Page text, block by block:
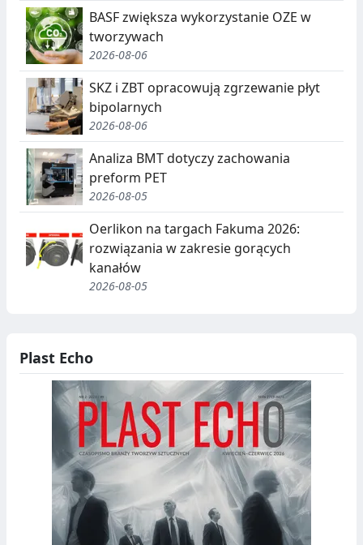
BASF zwiększa wykorzystanie OZE w
tworzywach
2026-08-06
SKZ i ZBT opracowują zgrzewanie płyt
bipolarnych
2026-08-06
Analiza BMT dotyczy zachowania
preform PET
2026-08-05
Oerlikon na targach Fakuma 2026:
rozwiązania w zakresie gorących
kanałów
2026-08-05
Plast Echo